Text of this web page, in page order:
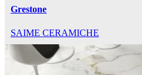
Grestone
SAIME CERAMICHE